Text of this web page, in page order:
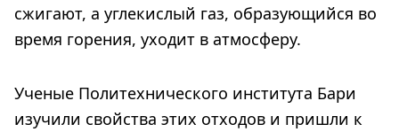
сжигают, а углекислый газ, образующийся во
время горения, уходит в атмосферу.
Ученые Политехнического института Бари
изучили свойства этих отходов и пришли к